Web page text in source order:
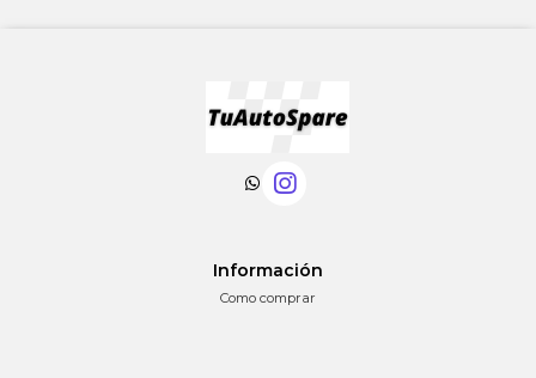
Información
Como comprar